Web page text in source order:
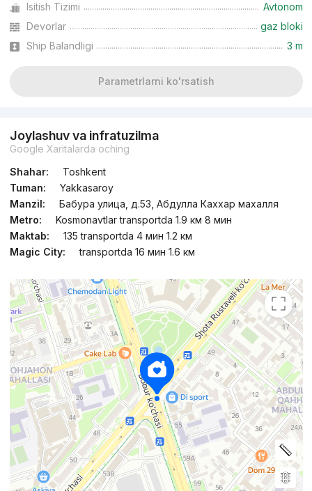
Isitish Tizimi
Avtonom
Devorlar
gaz bloki
Ship Balandligi
3 m
Parametrlarni ko'rsatish
Joylashuv va infratuzilma
Google Xaritalarda oching
Shahar:
Toshkent
Tuman:
Yakkasaroy
Manzil:
Бабура улица, д.53, Абдулла Каххар махалля
Metro:
Kosmonavtlar transportda 1.9 км 8 мин
Maktab:
135 transportda 4 мин 1.2 км
Magic City:
transportda 16 мин 1.6 км